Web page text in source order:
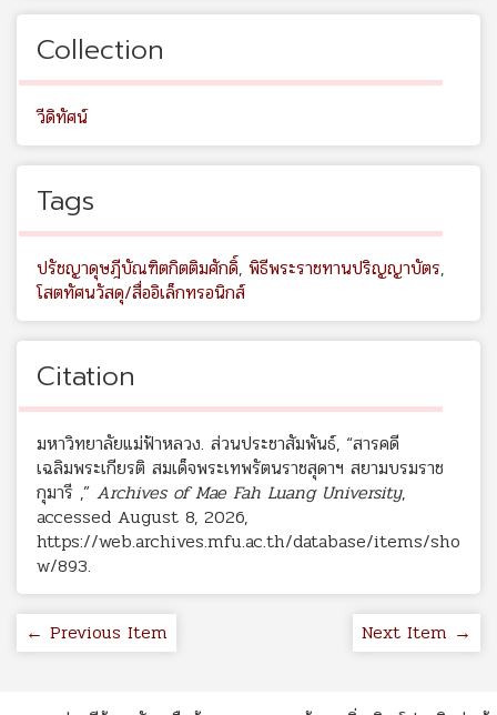
Collection
วีดิทัศน์
Tags
ปรัชญาดุษฎีบัณฑิตกิตติมศักดิ์, พิธีพระราชทานปริญญาบัตร,
โสตทัศนวัสดุ/สื่ออิเล็กทรอนิกส์
Citation
มหาวิทยาลัยแม่ฟ้าหลวง. ส่วนประชาสัมพันธ์, “สารคดี
เฉลิมพระเกียรติ สมเด็จพระเทพรัตนราชสุดาฯ สยามบรมราช
กุมารี ,” Archives of Mae Fah Luang University,
accessed August 8, 2026,
https://web.archives.mfu.ac.th/database/items/sho
w/893.
← Previous Item Next Item →